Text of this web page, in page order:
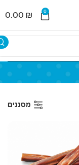
0
0.00 ₪
מסננים